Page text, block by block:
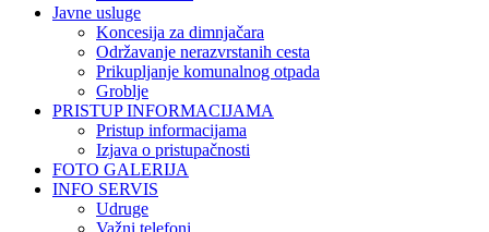
Javne usluge
Koncesija za dimnjačara
Održavanje nerazvrstanih cesta
Prikupljanje komunalnog otpada
Groblje
PRISTUP INFORMACIJAMA
Pristup informacijama
Izjava o pristupačnosti
FOTO GALERIJA
INFO SERVIS
Udruge
Važni telefoni